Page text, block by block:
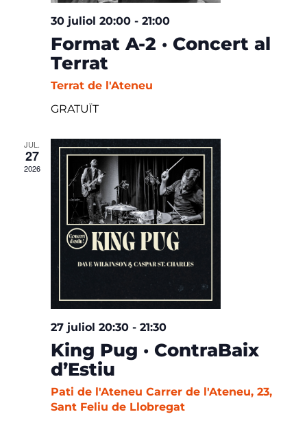
30 juliol 20:00- 21:00
Format A-2 · Concert al
Terrat
Terrat de l'Ateneu
GRATUÏT
JUL.
27
2026
27 juliol 20:30- 21:30
King Pug · ContraBaix
d’Estiu
Pati de l'Ateneu Carrer de l'Ateneu, 23,
Sant Feliu de Llobregat